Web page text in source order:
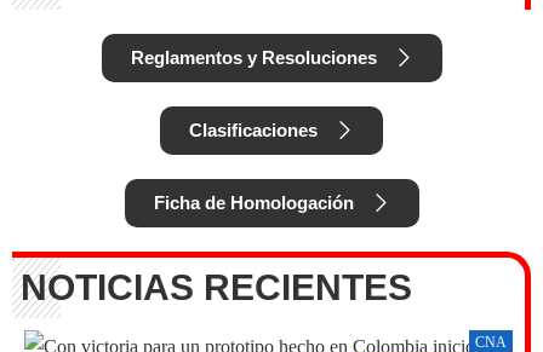
Reglamentos y Resoluciones
Clasificaciones
Ficha de Homologación
NOTICIAS RECIENTES
CNA